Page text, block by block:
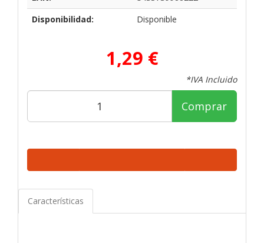
Disponibilidad:
Disponible
1,29 €
*IVA Incluido
Comprar
Características